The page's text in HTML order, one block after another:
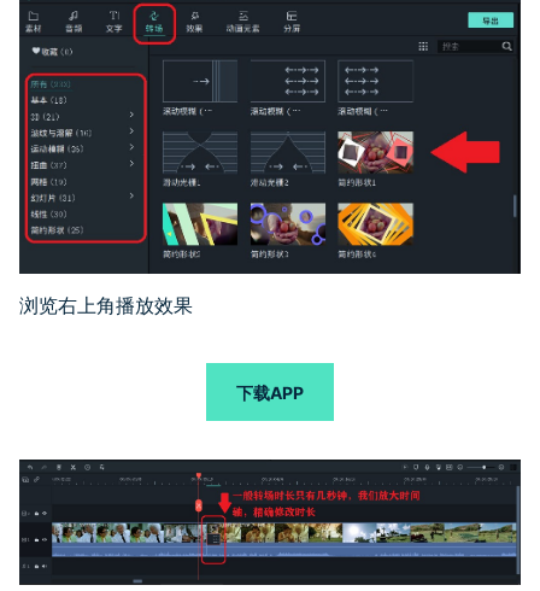
浏览右上角播放效果
下载APP